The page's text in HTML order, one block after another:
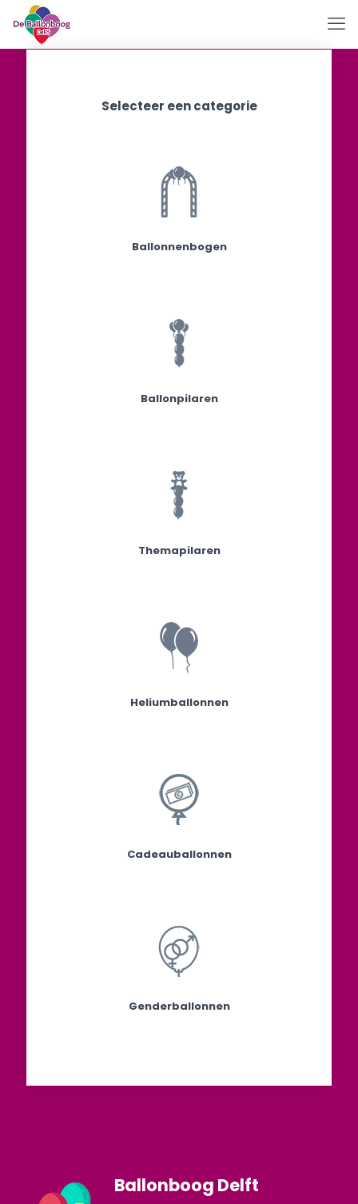
Selecteer een categorie
Ballonnenbogen
Ballonpilaren
Themapilaren
Heliumballonnen
Cadeauballonnen
Genderballonnen
Ballonboog Delft